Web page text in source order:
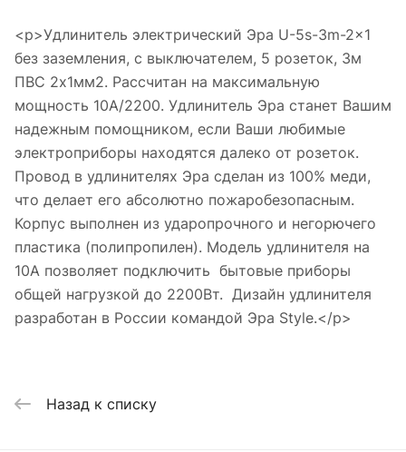
<p>Удлинитель электрический Эра U-5s-3m-2x1
без заземления, c выключателем, 5 розеток, 3м
ПВС 2x1мм2. Рассчитан на максимальную
мощность 10А/2200. Удлинитель Эра станет Вашим
надежным помощником, если Ваши любимые
электроприборы находятся далеко от розеток.
Провод в удлинителях Эра сделан из 100% меди,
что делает его абсолютно пожаробезопасным.
Корпус выполнен из ударопрочного и негорючего
пластика (полипропилен). Модель удлинителя на
10А позволяет подключить бытовые приборы
общей нагрузкой до 2200Вт. Дизайн удлинителя
разработан в России командой Эра Style.</p>
Назад к списку